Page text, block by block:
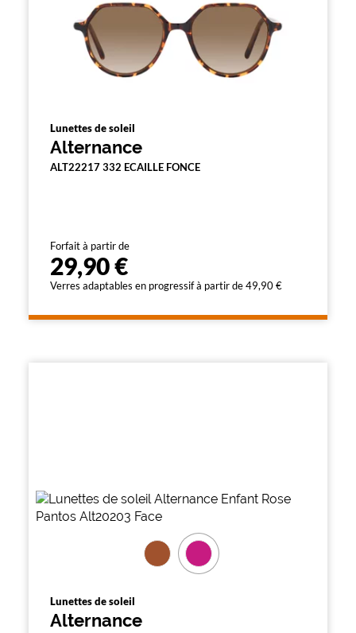
Lunettes de soleil
Alternance
ALT22217 332 ECAILLE FONCE
Forfait à partir de
29,90 €
Verres adaptables en progressif à partir de 49,90 €
Lunettes de soleil
Alternance